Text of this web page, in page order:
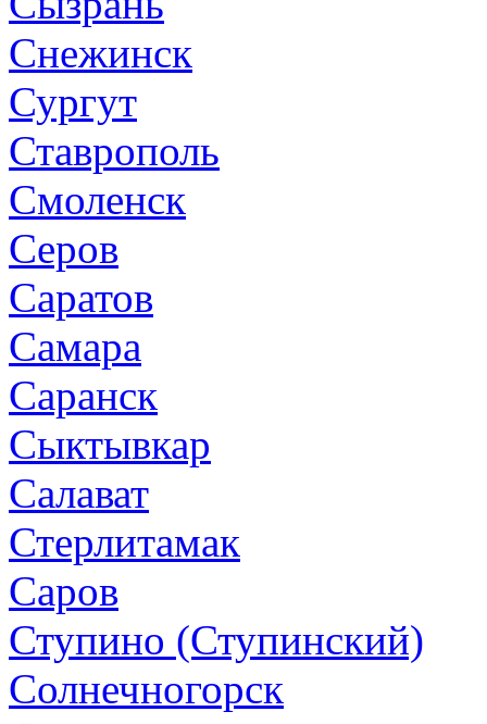
Снежинск
Сургут
Ставрополь
Смоленск
Серов
Саратов
Самара
Саранск
Сыктывкар
Салават
Стерлитамак
Саров
Ступино (Ступинский)
Солнечногорск